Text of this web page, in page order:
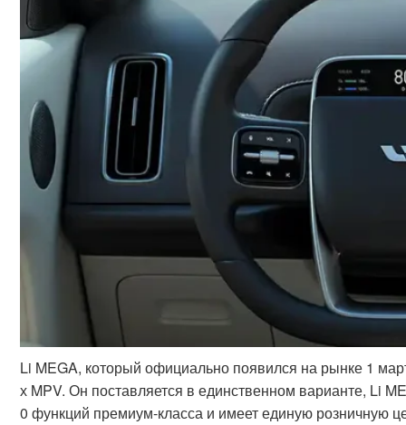
Li MEGA, который официально появился на рынке 1
х MPV. Он поставляется в единственном варианте, Li
0 функций премиум-класса и имеет единую розничную